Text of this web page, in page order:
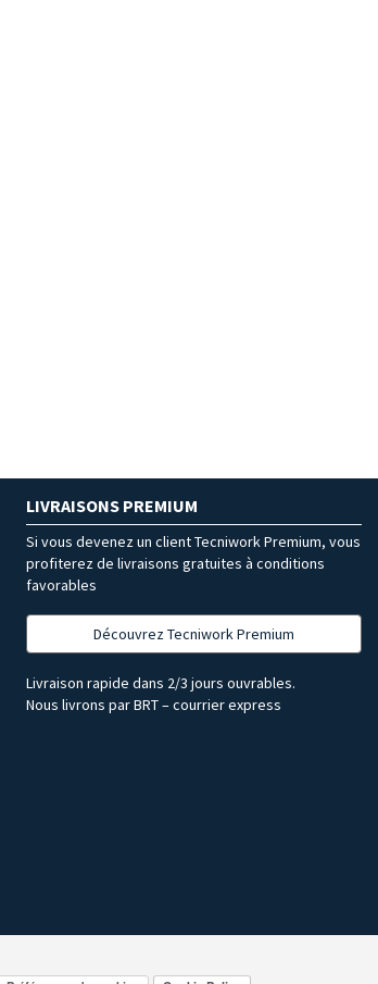
LIVRAISONS PREMIUM
Si vous devenez un client Tecniwork Premium, vous
profiterez de livraisons gratuites à conditions
favorables
Découvrez Tecniwork Premium
Livraison rapide dans 2/3 jours ouvrables.
Nous livrons par BRT – courrier express